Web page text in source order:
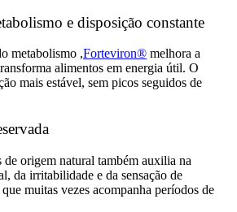
e disposição constante
metabolismo ,Forteviron® melhora a
alimentos em energia útil. O
mais estável, sem picos seguidos de
origem natural também auxilia na
da irritabilidade e da sensação de
muitas vezes acompanha períodos de